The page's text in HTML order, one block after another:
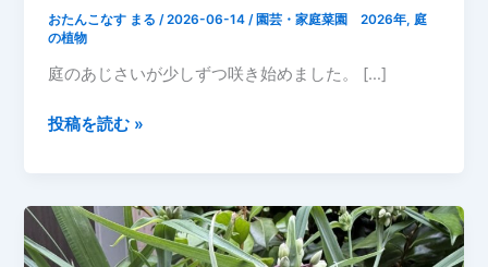
おたんこなす まる/2026-06-14/ 園芸・家庭菜園 2026年, 庭
の植物
庭のあじさいが少しずつ咲き始めました。 […]
2026
月
14
日
投稿を読む »